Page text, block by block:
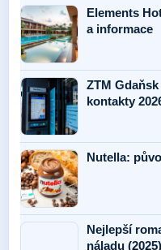
Elements
a informace
ZTM
kontakty
Nutella:
Nejlepší
náladu (2025)